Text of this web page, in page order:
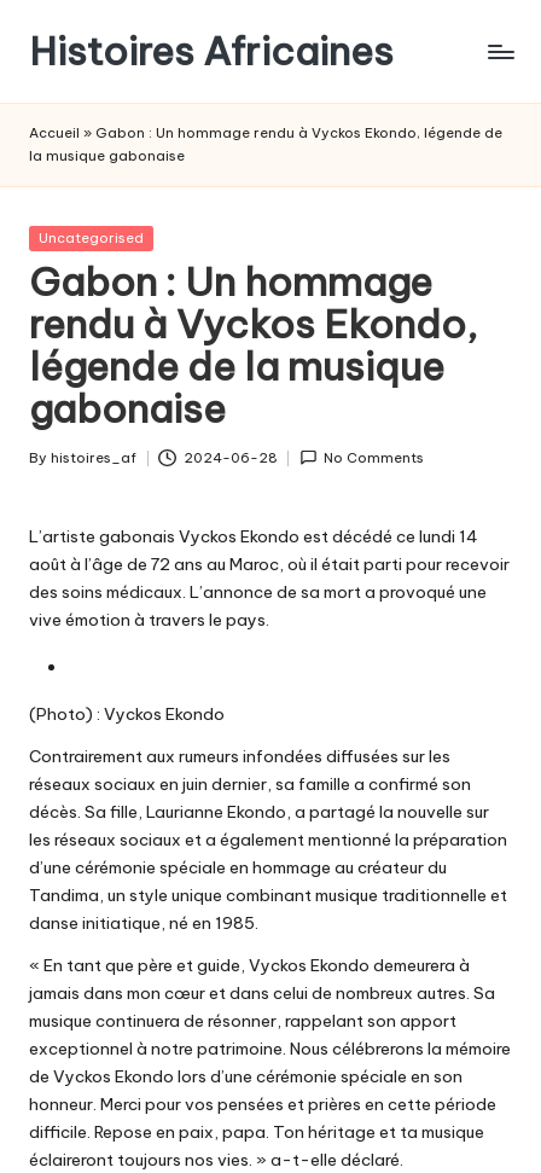
Histoires Africaines
Accueil » Gabon : Un hommage rendu à Vyckos Ekondo, légende de
la musique gabonaise
Posted
Uncategorised
Gabon : Un hommage
rendu à Vyckos Ekondo,
légende de la musique
gabonaise
Posted
By histoires_af 2024-06-28 No Comments
L’artiste gabonais Vyckos Ekondo est décédé ce lundi 14
août à l’âge de 72 ans au Maroc, où il était parti pour recevoir
des soins médicaux. L’annonce de sa mort a provoqué une
vive émotion à travers le pays.
(Photo) : Vyckos Ekondo
Contrairement aux rumeurs infondées diffusées sur les
réseaux sociaux en juin dernier, sa famille a confirmé son
décès. Sa fille, Laurianne Ekondo, a partagé la nouvelle sur
les réseaux sociaux et a également mentionné la préparation
d’une cérémonie spéciale en hommage au créateur du
Tandima, un style unique combinant musique traditionnelle et
danse initiatique, né en 1985.
« En tant que père et guide, Vyckos Ekondo demeurera à
jamais dans mon cœur et dans celui de nombreux autres. Sa
musique continuera de résonner, rappelant son apport
exceptionnel à notre patrimoine. Nous célébrerons la mémoire
de Vyckos Ekondo lors d’une cérémonie spéciale en son
honneur. Merci pour vos pensées et prières en cette période
difficile. Repose en paix, papa. Ton héritage et ta musique
éclaireront toujours nos vies. » a-t-elle déclaré.